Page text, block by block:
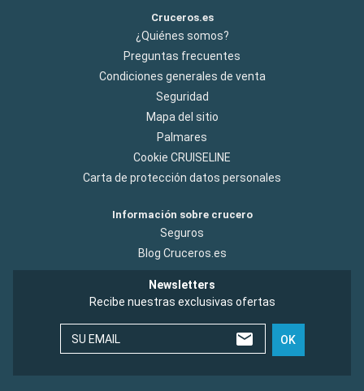
Cruceros.es
¿Quiénes somos?
Preguntas frecuentes
Condiciones generales de venta
Seguridad
Mapa del sitio
Palmares
Cookie CRUISELINE
Carta de protección datos personales
Información sobre crucero
Seguros
Blog Cruceros.es
Newsletters
Recibe nuestras exclusivas ofertas
SU EMAIL OK